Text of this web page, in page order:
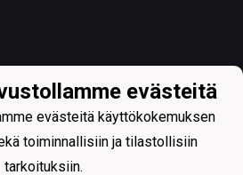
evästeitä
evästeitä käyttökokemuksen
toiminnallisiin ja tilastollisiin
tarkoituksiin.